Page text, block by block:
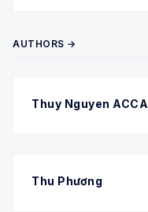
AUTHORS →
Thuy Nguyen ACCA
Thu Phương